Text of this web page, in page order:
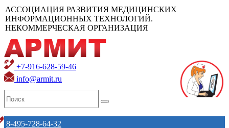
АССОЦИАЦИЯ РАЗВИТИЯ МЕДИЦИНСКИХ
ИНФОРМАЦИОННЫХ ТЕХНОЛОГИЙ.
НЕКОММЕРЧЕСКАЯ ОРГАНИЗАЦИЯ
+7-916-628-59-46
info@armit.ru
8-495-728-64-32